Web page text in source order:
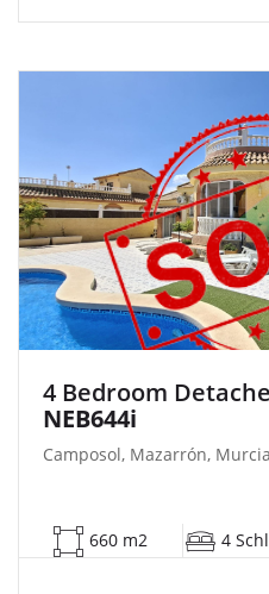
4 Bedroom
NEB644i
Camposol, Mazarrón,
660 m2 4